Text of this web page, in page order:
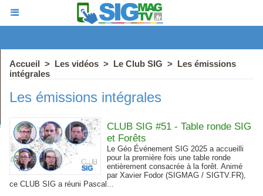
Accueil > Les vidéos > Le Club SIG > Les émissions
intégrales
Les émissions intégrales
CLUB SIG #51 - Table ronde SIG
et Forêts
Le Géo Événement SIG 2025 a accueilli
pour la première fois une table ronde
entièrement consacrée à la forêt. Animé
par Xavier Fodor (SIGMAG / SIGTV.FR),
ce CLUB SIG a réuni Pascal...